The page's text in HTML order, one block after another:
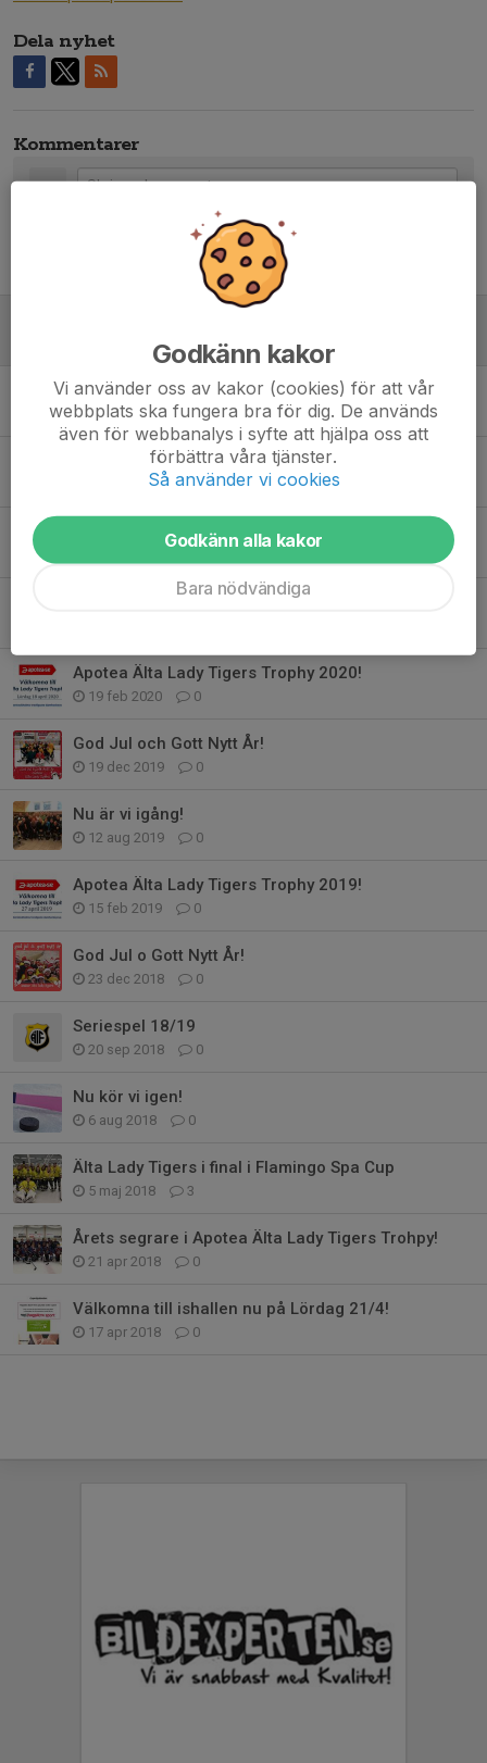
Dela nyhet
Kommentarer
Tidigare nyheter
12 apr 2024 0
Apotea Trophy 2024 - Älta Lady Tigers!
22 jan 2024 0
Nu kör vi igen!
12 aug 2021 0
Säsong 20/21
Apotea Älta Lady Tigers Trophy 2020!
19 feb 2020 0
God Jul och Gott Nytt År!
19 dec 2019 0
Nu är vi igång!
12 aug 2019 0
Apotea Älta Lady Tigers Trophy 2019!
15 feb 2019 0
God Jul o Gott Nytt År!
23 dec 2018 0
Seriespel 18/19
20 sep 2018 0
Nu kör vi igen!
6 aug 2018 0
Älta Lady Tigers i final i Flamingo Spa Cup
5 maj 2018 3
Årets segrare i Apotea Älta Lady Tigers Trohpy!
21 apr 2018 0
Välkomna till ishallen nu på Lördag 21/4!
17 apr 2018 0
Godkänn kakor
Vi använder oss av kakor (cookies) för att vår
webbplats ska fungera bra för dig. De används
även för webbanalys i syfte att hjälpa oss att
förbättra våra tjänster.
Så använder vi cookies
Godkänn alla kakor
Bara nödvändiga